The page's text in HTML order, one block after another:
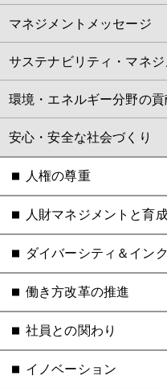
マネジメントメッセージ
サステナビリティ・マネジ
環境・エネルギー分野の貢
安心・安全な社会づくり
人権の尊重
人財マネジメントと育
ダイバーシティ＆イン
働き方改革の推進
社員との関わり
イノベーション